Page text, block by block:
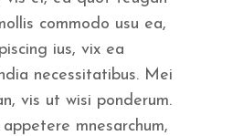
commodo usu ea,
ius, vix ea
necessitatibus. Mei
vis ut wisi ponderum.
mnesarchum,